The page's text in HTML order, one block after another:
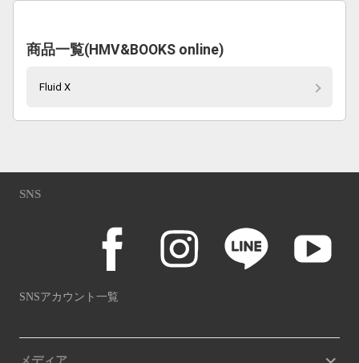
商品一覧(HMV&BOOKS online)
Fluid X
SNS
SNSアカウント一覧